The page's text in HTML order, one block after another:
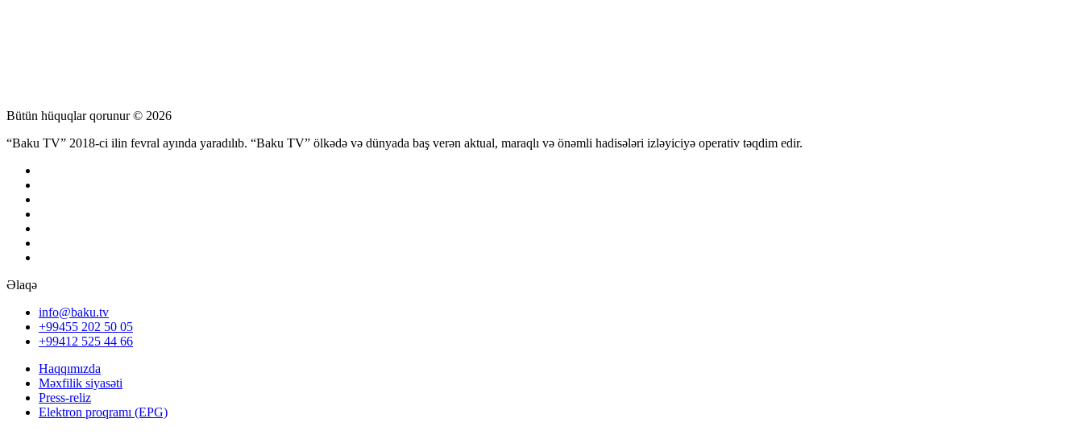
Bütün hüquqlar qorunur © 2026
“Baku TV” 2018-ci ilin fevral ayında yaradılıb. “Baku TV” ölkədə və dünyada baş verən aktual, maraqlı və önəmli hadisələri izləyiciyə operativ təqdim edir.
Əlaqə
info@baku.tv
+99455 202 50 05
+99412 525 44 66
Haqqımızda
Məxfilik siyasəti
Press-reliz
Elektron proqramı (EPG)